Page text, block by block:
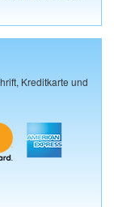
Kreditkarte und